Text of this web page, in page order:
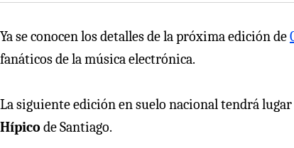
Ya se conocen los detalles de la próxima edición de
fanáticos de la música electrónica.
La siguiente edición en suelo nacional tendrá lugar
Hípico de Santiago.